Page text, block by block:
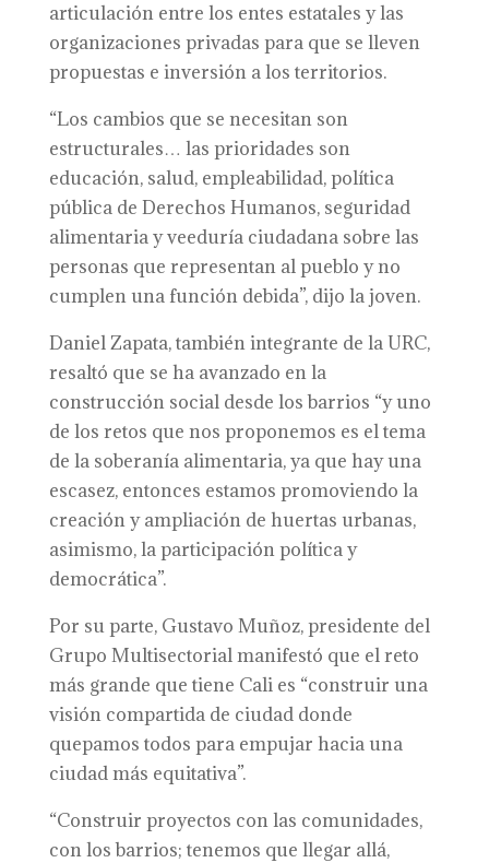
articulación entre los entes estatales y las
organizaciones privadas para que se lleven
propuestas e inversión a los territorios.
“Los cambios que se necesitan son
estructurales… las prioridades son
educación, salud, empleabilidad, política
pública de Derechos Humanos, seguridad
alimentaria y veeduría ciudadana sobre las
personas que representan al pueblo y no
cumplen una función debida”, dijo la joven.
Daniel Zapata, también integrante de la URC,
resaltó que se ha avanzado en la
construcción social desde los barrios “y uno
de los retos que nos proponemos es el tema
de la soberanía alimentaria, ya que hay una
escasez, entonces estamos promoviendo la
creación y ampliación de huertas urbanas,
asimismo, la participación política y
democrática”.
Por su parte, Gustavo Muñoz, presidente del
Grupo Multisectorial manifestó que el reto
más grande que tiene Cali es “construir una
visión compartida de ciudad donde
quepamos todos para empujar hacia una
ciudad más equitativa”.
“Construir proyectos con las comunidades,
con los barrios; tenemos que llegar allá,